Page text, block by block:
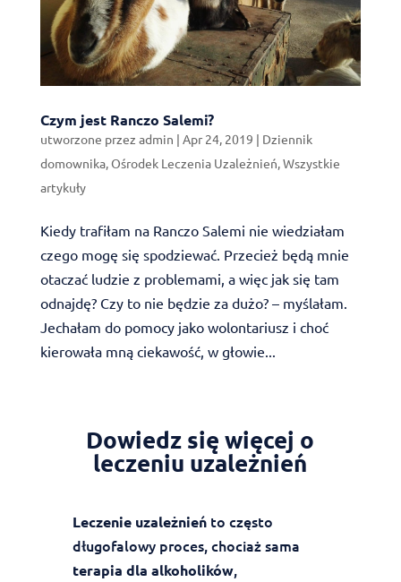
Czym jest Ranczo Salemi?
utworzone przez admin | Apr 24, 2019 | Dziennik
domownika,Ośrodek Leczenia Uzależnień,Wszystkie
artykuły
Kiedy trafiłam na Ranczo Salemi nie wiedziałam
czego mogę się spodziewać. Przecież będą mnie
otaczać ludzie z problemami, a więc jak się tam
odnajdę? Czy to nie będzie za dużo? – myślałam.
Jechałam do pomocy jako wolontariusz i choć
kierowała mną ciekawość, w głowie...
Dowiedz się więcej o
leczeniu uzależnień
Leczenie uzależnieńto często
długofalowy proces, chociaż sama
terapia dla alkoholików,